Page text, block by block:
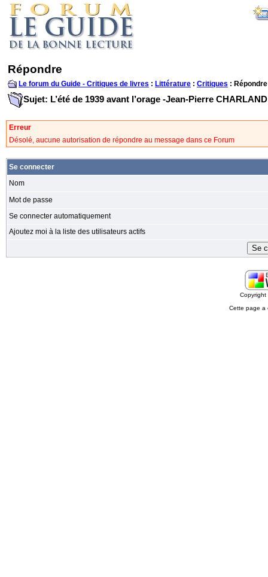
Répondre
Le forum du Guide - Critiques de livres : Littérature : Critiques : Répondre
Sujet: L’été de 1939 avant l’orage -Jean-Pierre CHARLAND
Erreur
Désolé, aucune autorisation de répondre au message dans ce Forum
Se connecter
Nom
Mot de passe
Se connecter automatiquement
Ajoutez moi à la liste des utilisateurs actifs
Cette page a